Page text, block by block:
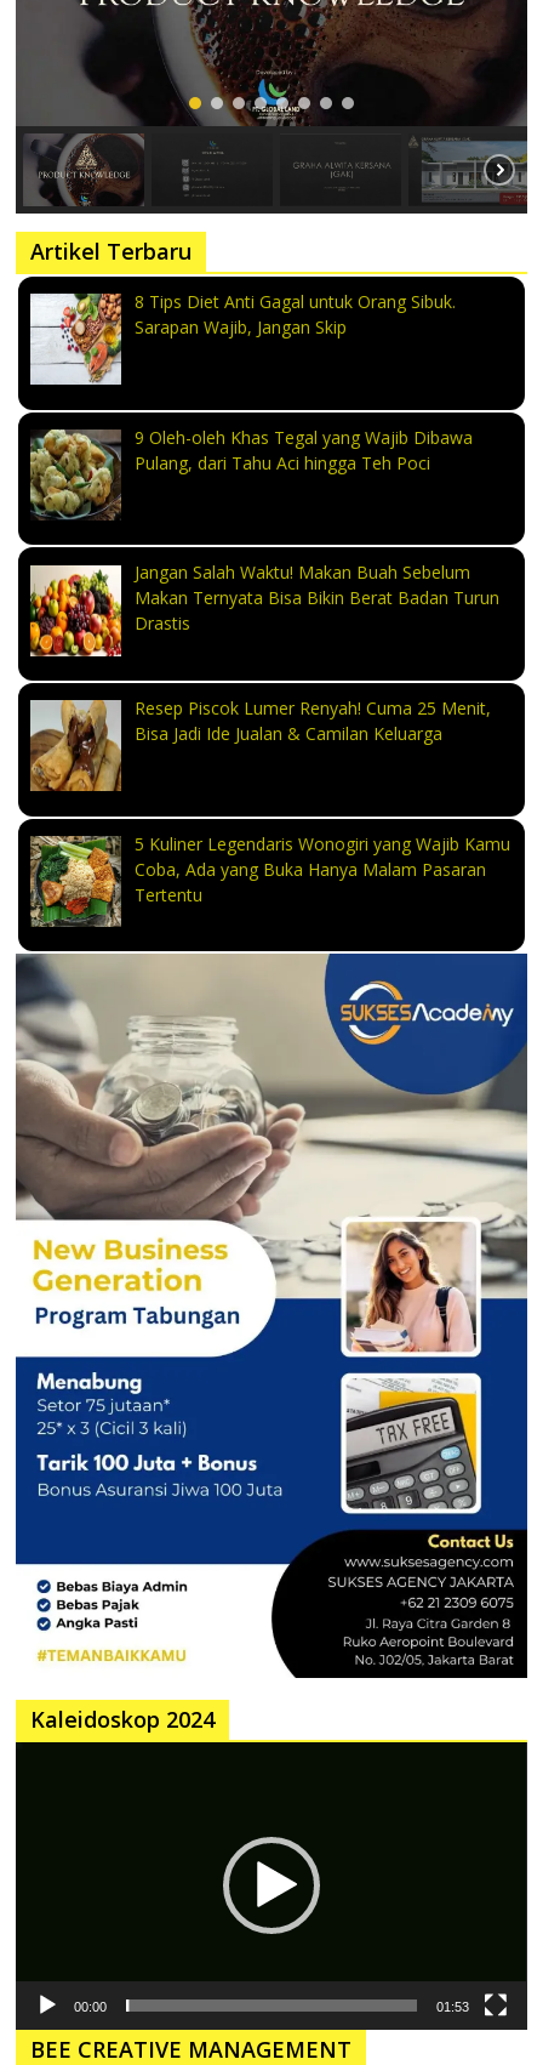
Artikel Terbaru
8 Tips Diet Anti Gagal untuk Orang Sibuk.
Sarapan Wajib, Jangan Skip
9 Oleh-oleh Khas Tegal yang Wajib Dibawa
Pulang, dari Tahu Aci hingga Teh Poci
Jangan Salah Waktu! Makan Buah Sebelum
Makan Ternyata Bisa Bikin Berat Badan Turun
Drastis
Resep Piscok Lumer Renyah! Cuma 25 Menit,
Bisa Jadi Ide Jualan & Camilan Keluarga
5 Kuliner Legendaris Wonogiri yang Wajib Kamu
Coba, Ada yang Buka Hanya Malam Pasaran
Tertentu
Kaleidoskop 2024
00:00 01:53
BEE CREATIVE MANAGEMENT